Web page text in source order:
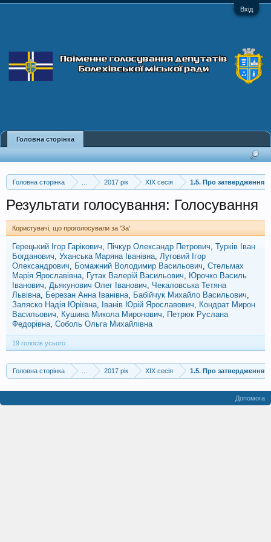
Вхід
Головна сторінка 2017 рік XIX сесія 1.5. Про затвердження
Результати голосування: Голосування
Користувачі, що проголосували за 'За'
Герецький Ігор Гарікович Пічкур Олександр Петрович Турків Іван
Богданович Уханська Маряна Іванівна Луговий Ігор
Олександрович
Бомажний Володимир Васильович Стельмах
Марія Ярославівна
Гутак Валерій Васильович
Юрочко Василь
Іванович Дьякунович Олег Іванович
Чекаловська Тетяна
Львівна
Березан Анна Іванівна
Бабійчук Михайло Васильович
Заляско Надія Юріївна
Іванів Юрій Ярославович
Кондрат Мирон
Васильович
Кушина Микола Миронович
Петрюк Руслана
Федорівна Соболь Ольга Михайлівна
19 голосів усього.
Головна сторінка 2017 рік XIX сесія 1.5. Про затвердження
Головна сторінка
Допомога